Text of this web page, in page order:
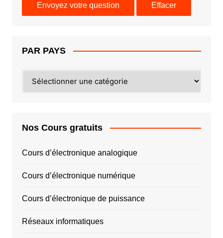
PAR PAYS
PAYS
Nos Cours gratuits
Cours d’électronique analogique
Cours d’électronique numérique
Cours d’électronique de puissance
Réseaux informatiques